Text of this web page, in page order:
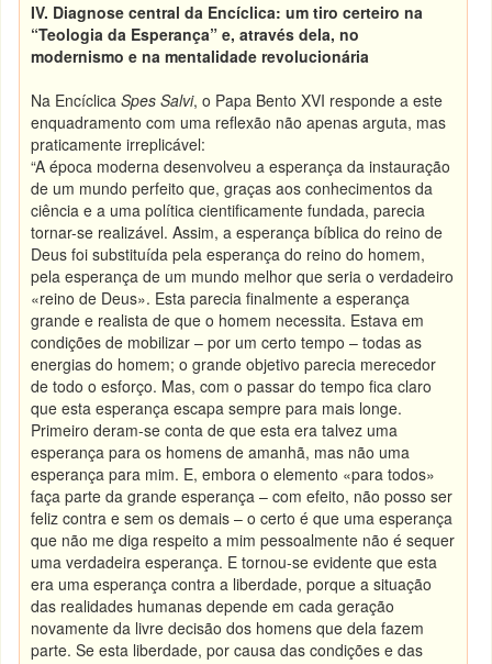
IV. Diagnose central da Encíclica: um tiro certeiro na
“Teologia da Esperança” e, através dela, no
modernismo e na mentalidade revolucionária
Na EncíclicaSpes Salvi, o Papa Bento XVI responde a este
enquadramento com uma reflexão não apenas arguta, mas
praticamente irreplicável:
“A época moderna desenvolveu a esperança da instauração
de um mundo perfeito que, graças aos conhecimentos da
ciência e a uma política cientificamente fundada, parecia
tornar-se realizável. Assim, a esperança bíblica do reino de
Deus foi substituída pela esperança do reino do homem,
pela esperança de um mundo melhor que seria o verdadeiro
«reino de Deus». Esta parecia finalmente a esperança
grande e realista de que o homem necessita. Estava em
condições de mobilizar – por um certo tempo – todas as
energias do homem; o grande objetivo parecia merecedor
de todo o esforço. Mas, com o passar do tempo fica claro
que esta esperança escapa sempre para mais longe.
Primeiro deram-se conta de que esta era talvez uma
esperança para os homens de amanhã, mas não uma
esperança para mim. E, embora o elemento «para todos»
faça parte da grande esperança – com efeito, não posso ser
feliz contra e sem os demais – o certo é que uma esperança
que não me diga respeito a mim pessoalmente não é sequer
uma verdadeira esperança. E tornou-se evidente que esta
era uma esperança contra a liberdade, porque a situação
das realidades humanas depende em cada geração
novamente da livre decisão dos homens que dela fazem
parte. Se esta liberdade, por causa das condições e das